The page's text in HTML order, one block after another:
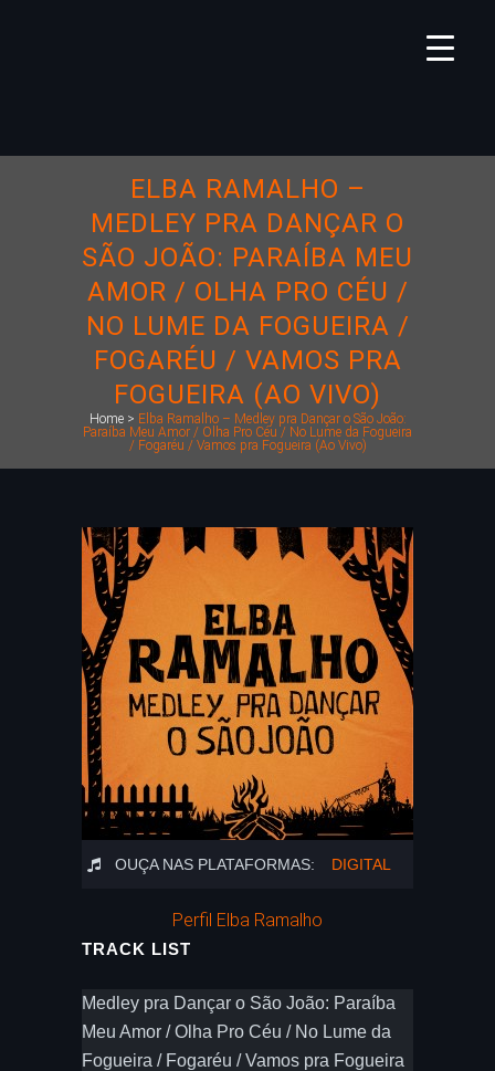
ELBA RAMALHO –
MEDLEY PRA DANÇAR O
SÃO JOÃO: PARAÍBA MEU
AMOR / OLHA PRO CÉU /
NO LUME DA FOGUEIRA /
FOGARÉU / VAMOS PRA
FOGUEIRA (AO VIVO)
Home> Elba Ramalho – Medley pra Dançar o São João:
Paraíba Meu Amor / Olha Pro Céu / No Lume da Fogueira
/ Fogaréu / Vamos pra Fogueira (Ao Vivo)
OUÇA NAS PLATAFORMAS: DIGITAL
Perfil Elba Ramalho
TRACK LIST
Medley pra Dançar o São João: Paraíba
Meu Amor / Olha Pro Céu / No Lume da
Fogueira / Fogaréu / Vamos pra Fogueira